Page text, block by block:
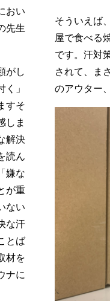
おい
先生
がし
」
すそ
しま
解決
読ん
嫌な
が重
ない
な汗
とば
材を
ナに
そういえば
屋で食べる
です。汗対
されて、ま
のアウター